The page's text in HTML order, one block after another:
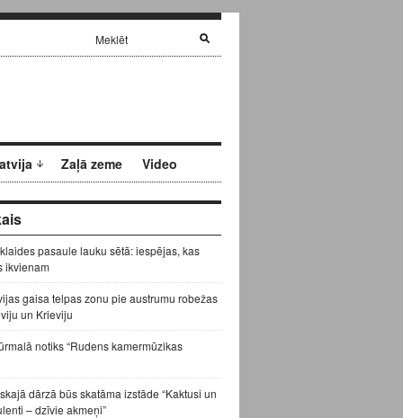
Zaļā zeme Video
pasaule lauku sētā: iespējas, kas
ikvienam
gaisa telpas zonu pie austrumu robežas
un Krieviju
notiks “Rudens kamermūzikas
dārzā būs skatāma izstāde “Kaktusi un
– dzīvie akmeņi”